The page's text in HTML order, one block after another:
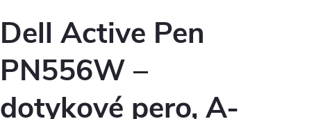
Dell Active Pen
PN556W –
dotykové pero, A-